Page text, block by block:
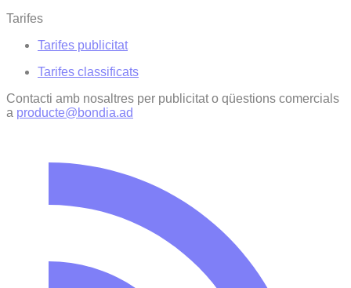
Tarifes
Tarifes publicitat
Tarifes classificats
Contacti amb nosaltres per publicitat o qüestions comercials
a producte@bondia.ad